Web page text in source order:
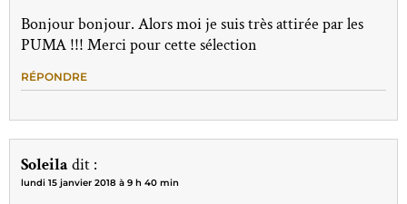
Bonjour bonjour. Alors moi je suis très attirée par les
PUMA !!! Merci pour cette sélection
RÉPONDRE
Soleila dit :
lundi 15 janvier 2018 à 9 h 40 min